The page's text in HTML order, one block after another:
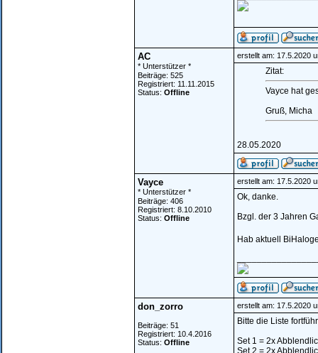
AC
* Unterstützer *
Beiträge: 525
Registriert: 11.11.2015
Status: Offline
erstellt am: 17.5.2020
Zitat:
Vayce hat
Gruß, Micha
28.05.2020
Vayce
* Unterstützer *
Beiträge: 406
Registriert: 8.10.2010
Status: Offline
erstellt am: 17.5.2020
Ok, danke.
Bzgl. der 3 Jahren
Hab aktuell
don_zorro
Beiträge: 51
Registriert: 10.4.2016
Status: Offline
erstellt am: 17.5.2020
Bitte die Liste
Set 1 = 2x
Set 2 = 2x